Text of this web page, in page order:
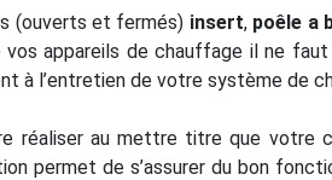
(ouverts et fermés) insert, poêle a
appareils de chauffage il ne faut
à l’entretien de votre système de
réaliser au mettre titre que votre
permet de s’assurer du bon